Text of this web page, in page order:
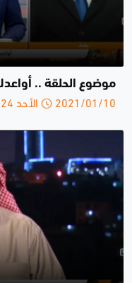
موضوع الحلقة ..
2021/01/10 الأحد 11:24 ص